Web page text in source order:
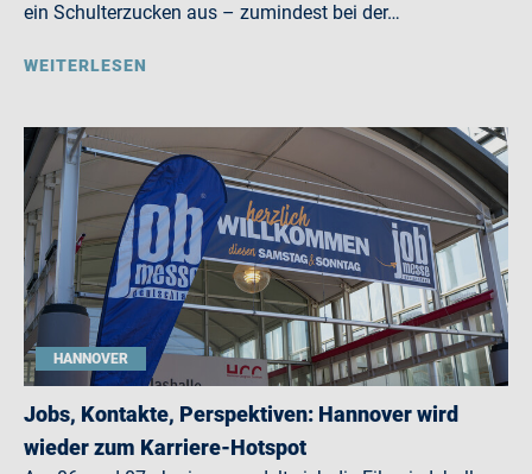
ein Schulterzucken aus – zumindest bei der…
WEITERLESEN
HANNOVER
Jobs, Kontakte, Perspektiven: Hannover wird
wieder zum Karriere-Hotspot